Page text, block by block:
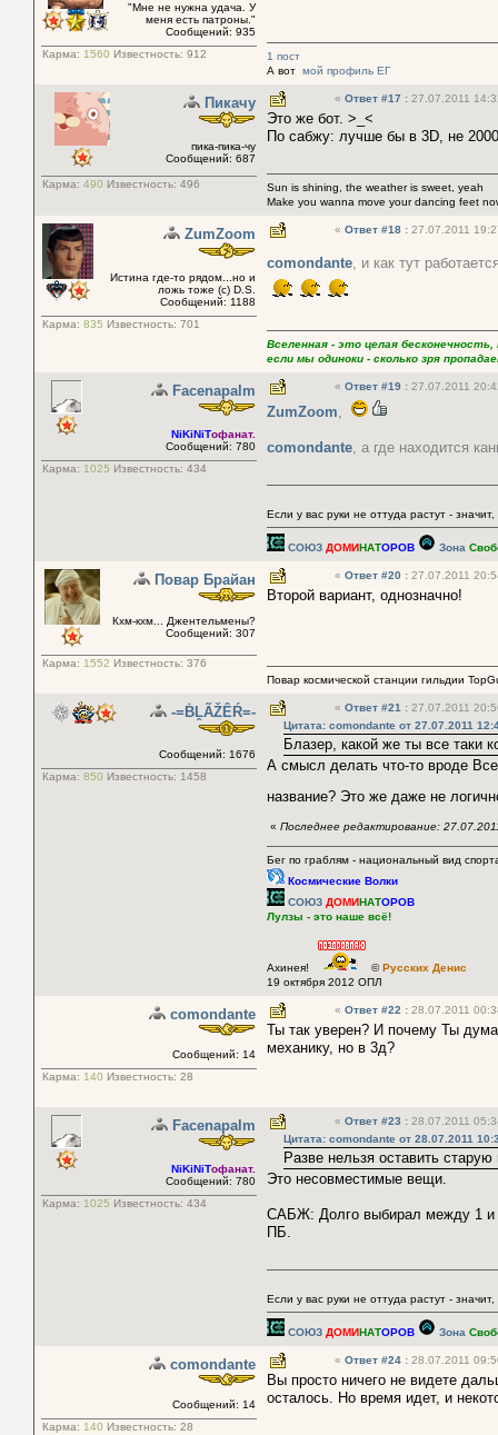
"Мне не нужна удача. У
меня есть патроны."
Сообщений: 935
Карма: 1560 Известность: 912
1 пост
А вот мой профиль ЕГ
Пикачу
пика-пика-чу
Сообщений: 687
Карма: 490 Известность: 496
« Ответ #17 : 27.07.2011
Это же бот. >_<
По сабжу: лучше бы в 3D, не
Sun is shining, the weather is sweet, yeah
Make you wanna move your dancing feet
ZumZoom
Истина где-то рядом...но и
ложь тоже (с) D.S.
Сообщений: 1188
Карма: 835 Известность: 701
« Ответ #18 : 27.07.2011
comondante, и как тут
Вселенная - это целая
если мы одиноки - сколько зря
Facenapalm
NiKiNiTофанат.
Сообщений: 780
Карма: 1025 Известность: 434
« Ответ #19 : 27.07.2011
ZumZoom,
comondante, а где находится
Если у вас руки не оттуда растут -
СОЮЗ ДОМИНАТОРОВ Зона
Повар Брайан
Кхм-кхм... Джентельмены?
Сообщений: 307
Карма: 1552 Известность: 376
« Ответ #20 : 27.07.2011
Второй вариант, однозначно!
Повар космической станции гильдии
-=ḂḼÃŽÊŔ=-
Сообщений: 1676
Карма: 850 Известность: 1458
« Ответ #21 : 27.07.2011
Цитата: comondante от 27.07.2011
Блазер, какой же ты все таки
А смысл делать что-то вроде
название? Это же даже не
« Последнее редактирование:
Бег по граблям - национальный вид
Космические Волки
СОЮЗ ДОМИНАТОРОВ
Лулзы - это наше всё!
Ахинея! ©Русских Денис
19 октября 2012 ОПЛ
comondante
Сообщений: 14
Карма: 140 Известность: 28
« Ответ #22 : 28.07.2011
Ты так уверен? И почему Ты
механику, но в 3д?
Facenapalm
NiKiNiTофанат.
Сообщений: 780
Карма: 1025 Известность: 434
« Ответ #23 : 28.07.2011
Цитата: comondante от 28.07.2011
Разве нельзя оставить
Это несовместимые вещи.
САБЖ: Долго выбирал между 1 и
ПБ.
Если у вас руки не оттуда растут -
СОЮЗ ДОМИНАТОРОВ Зона
comondante
Сообщений: 14
Карма: 140 Известность: 28
« Ответ #24 : 28.07.2011
Вы просто ничего не видете
осталось. Но время идет, и